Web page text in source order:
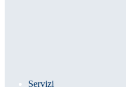
Servizi